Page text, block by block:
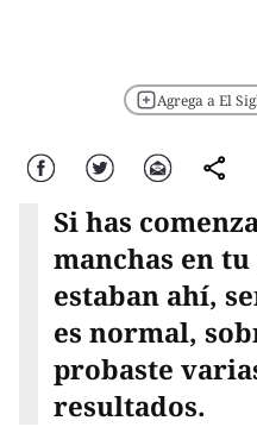
Agrega a El
Facebook Twitter Correo comparte
Si has
manchas en
estaban ahí,
es normal,
probaste
resultados.